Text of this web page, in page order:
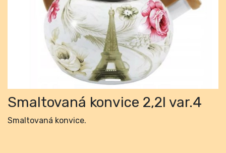
Previous
Smaltovaná konvice 2,2l var.4
Smaltovaná konvice.